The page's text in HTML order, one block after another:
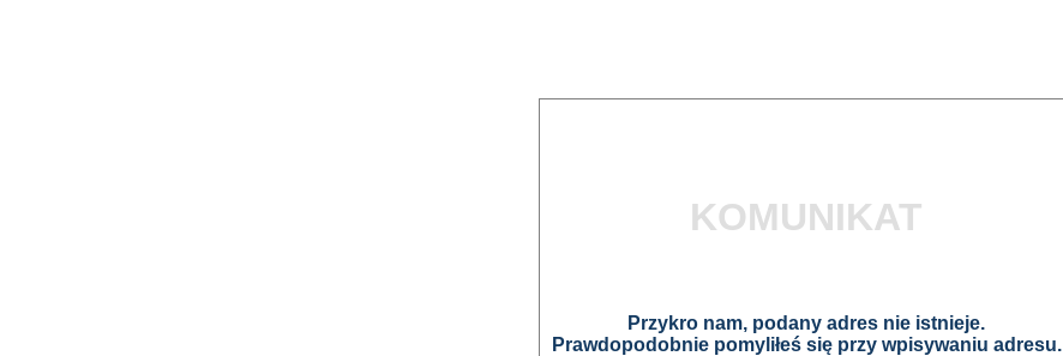
KOMUNIKAT
Przykro nam, podany adres nie istnieje.
Prawdopodobnie pomyliłeś się przy wpisywaniu adresu.